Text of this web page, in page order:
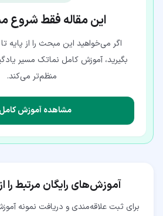
این مقاله فقط شروع
اگر می‌خواهید این مبحث را از پایه
بگیرید، آموزش کامل نماتک مسیر
منظم‌تر می‌کند.
مشاهده آموزش کامل
آموزش‌های رایگان مرتبط
برای ثبت علاقه‌مندی و دریافت نمونه